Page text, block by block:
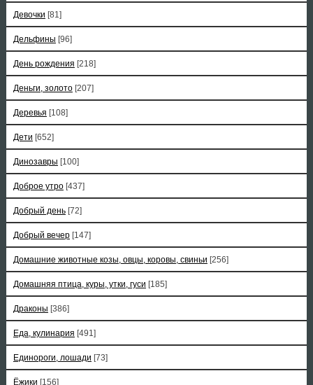
Девочки [81]
Дельфины [96]
День рождения [218]
Деньги, золото [207]
Деревья [108]
Дети [652]
Динозавры [100]
Доброе утро [437]
Добрый день [72]
Добрый вечер [147]
Домашние животные козы, овцы, коровы, свиньи [256]
Домашняя птица, куры, утки, гуси [185]
Драконы [386]
Еда, кулинария [491]
Единороги, лошади [73]
Ёжики [156]